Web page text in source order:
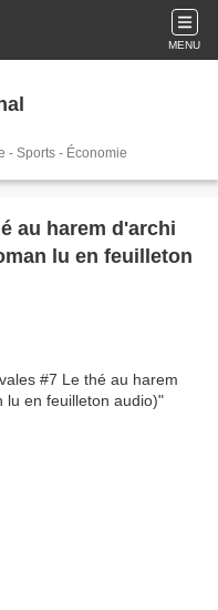
MENU
- Sports - Économie
au harem d'archi
lu en feuilleton